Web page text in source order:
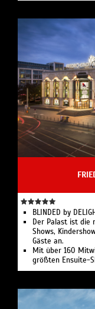
BLINDED by
Der Palast ist die
Shows,
Gäste an.
Mit über 160
größten Ensuite-